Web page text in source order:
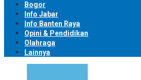
Bogor
Info Jabar
Info Banten Raya
Opini & Pendidikan
Olahraga
Lainnya